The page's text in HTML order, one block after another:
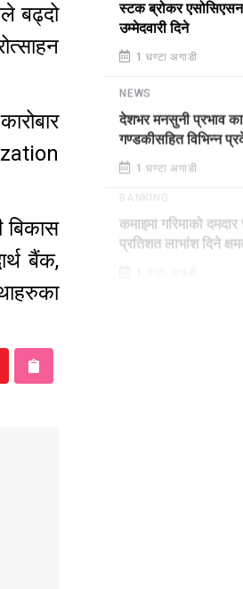
बढ्दो
बिकास
बैंक,
स्टक ब्रोकर
उम्मेदवारी दिने
1 घण्टा अगाडी
NEWS
देशभर मनसुनी प्रभाव
गण्डकीसहित विभिन्न
1 घण्टा अगाडी
कमाइमा गरिमाको